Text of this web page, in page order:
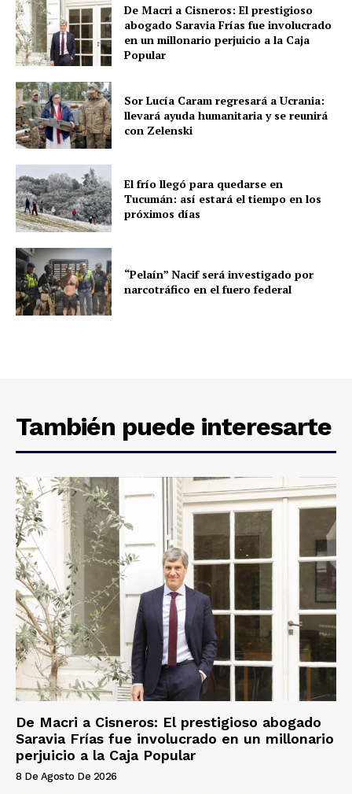
De Macri a Cisneros: El prestigioso
abogado Saravia Frías fue involucrado
en un millonario perjuicio a la Caja
Popular
Sor Lucía Caram regresará a Ucrania:
llevará ayuda humanitaria y se reunirá
con Zelenski
El frío llegó para quedarse en
Tucumán: así estará el tiempo en los
próximos días
“Pelaín” Nacif será investigado por
narcotráfico en el fuero federal
También puede interesarte
De Macri a Cisneros: El prestigioso abogado
Saravia Frías fue involucrado en un millonario
perjuicio a la Caja Popular
8 De Agosto De 2026